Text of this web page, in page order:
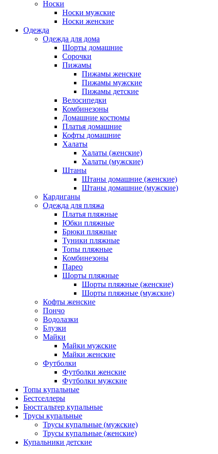
Носки
Носки мужские
Носки женские
Одежда
Одежда для дома
Шорты домашние
Сорочки
Пижамы
Пижамы женские
Пижамы мужские
Пижамы детские
Велосипедки
Комбинезоны
Домашние костюмы
Платья домашние
Кофты домашние
Халаты
Халаты (женские)
Халаты (мужские)
Штаны
Штаны домашние (женские)
Штаны домашние (мужские)
Кардиганы
Одежда для пляжа
Платья пляжные
Юбки пляжные
Брюки пляжные
Туники пляжные
Топы пляжные
Комбинезоны
Парео
Шорты пляжные
Шорты пляжные (женские)
Шорты пляжные (мужские)
Кофты женские
Пончо
Водолазки
Блузки
Майки
Майки мужские
Майки женские
Футболки
Футболки женские
Футболки мужские
Топы купальные
Бестселлеры
Бюстгальтер купальные
Трусы купальные
Трусы купальные (мужские)
Трусы купальные (женские)
Купальники детские